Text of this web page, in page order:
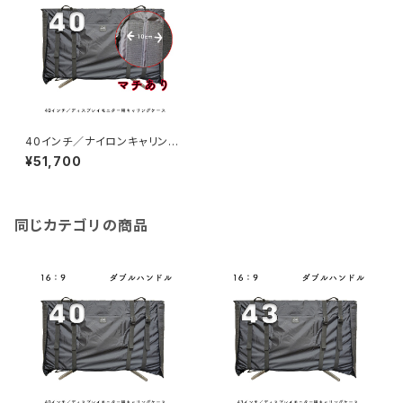
40インチ／ナイロンキャリング
ケース（マチあり）
¥51,700
同じカテゴリの商品